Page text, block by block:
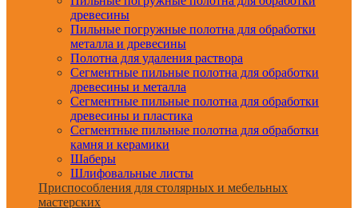
древесины
Пильные погружные полотна для обработки
металла и древесины
Полотна для удаления раствора
Сегментные пильные полотна для обработки
древесины и металла
Сегментные пильные полотна для обработки
древесины и пластика
Сегментные пильные полотна для обработки
камня и керамики
Шаберы
Шлифовальные листы
Приспособления для столярных и мебельных
мастерских